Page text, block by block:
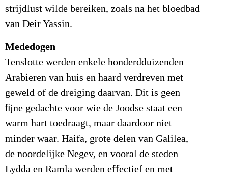
strijdlust wilde bereiken, zoals na het bloedbad
van Deir Yassin.
Mededogen
Tenslotte werden enkele honderdduizenden
Arabieren van huis en haard verdreven met
geweld of de dreiging daarvan. Dit is geen
ﬁjne gedachte voor wie de Joodse staat een
warm hart toedraagt, maar daardoor niet
minder waar. Haifa, grote delen van Galilea,
de noordelijke Negev, en vooral de steden
Lydda en Ramla werden eﬀectief en met